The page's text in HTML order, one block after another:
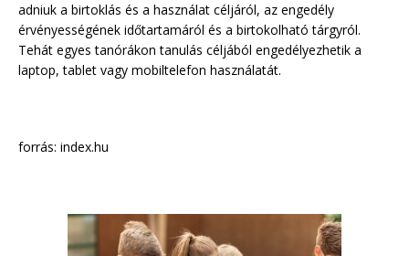
adniuk a birtoklás és a használat céljáról, az engedély
érvényességének időtartamáról és a birtokolható tárgyról.
Tehát egyes tanórákon tanulás céljából engedélyezhetik a
laptop, tablet vagy mobiltelefon használatát.
forrás: index.hu